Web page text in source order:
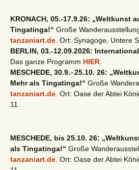
KRONACH, 05.-17.9.26: „Weltkunst
Tingatinga!“ Große
tanzaniart.de . Ort: Synagoge, Untere
BERLIN, 03.-12.09.2026:
Das ganze Programm HIER
MESCHEDE, 30.9.–25.10. 26:
Mehr als Tingatinga!“ Große
tanzaniart.de . Ort: Oase der Abtei
11.
MESCHEDE, bis 25.10. 26:
als Tingatinga!“ Große
tanzaniart.de . Ort: Oase der Abtei